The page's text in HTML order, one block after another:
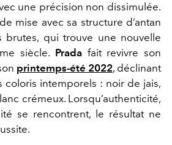
une précision non dissimulée.
mise avec sa structure d’antan
brutes, qui trouve une nouvelle
siècle. Pradafait revivre son
printemps-été 2022, déclinant
coloris intemporels : noir de jais,
crémeux. Lorsqu’authenticité,
se rencontrent, le résultat ne